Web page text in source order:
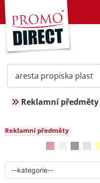
Reklamní předměty
Reklamní předměty